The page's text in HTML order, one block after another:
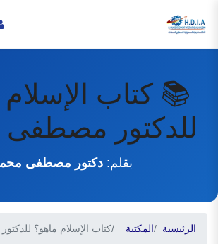
📚 كتاب
للدكتور
بقلم: دكتور مصطفى
الرئيسية المكتبة كتاب الإسلام ماهو؟